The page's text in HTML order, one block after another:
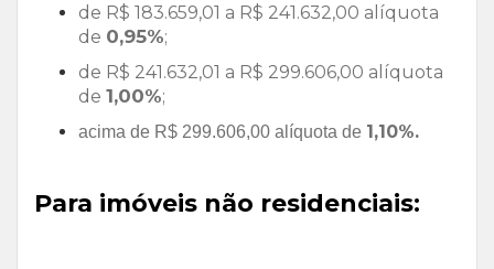
de R$ 183.659,01 a R$ 241.632,00 alíquota
de 0,95%;
de R$ 241.632,01 a R$ 299.606,00 alíquota
de 1,00%;
acima de R$ 299.606,00 alíquota de 1,10%.
Para imóveis não residenciais: